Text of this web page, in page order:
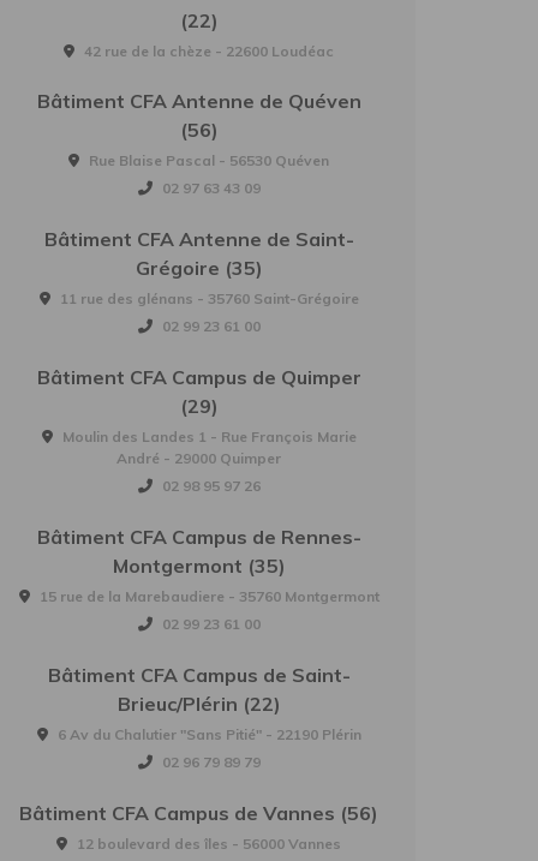
(22)
42 rue de la chèze - 22600 Loudéac
Bâtiment CFA Antenne de Quéven
(56)
Rue Blaise Pascal - 56530 Quéven
02 97 63 43 09
Bâtiment CFA Antenne de Saint-
Grégoire (35)
11 rue des glénans - 35760 Saint-Grégoire
02 99 23 61 00
Bâtiment CFA Campus de Quimper
(29)
Moulin des Landes 1 - Rue François Marie
André - 29000 Quimper
02 98 95 97 26
Bâtiment CFA Campus de Rennes-
Montgermont (35)
15 rue de la Marebaudiere - 35760 Montgermont
02 99 23 61 00
Bâtiment CFA Campus de Saint-
Brieuc/Plérin (22)
6 Av du Chalutier "Sans Pitié" - 22190 Plérin
02 96 79 89 79
Bâtiment CFA Campus de Vannes (56)
12 boulevard des îles - 56000 Vannes